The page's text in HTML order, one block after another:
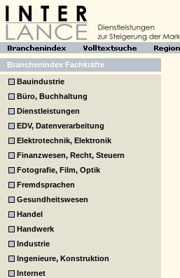
Branchenindex Fachkräfte
Bauindustrie
Büro, Buchhaltung
Dienstleistungen
EDV, Datenverarbeitung
Elektrotechnik, Elektronik
Finanzwesen, Recht, Steuern
Fotografie, Film, Optik
Fremdsprachen
Gesundheitswesen
Handel
Handwerk
Industrie
Ingenieure, Konstruktion
Internet